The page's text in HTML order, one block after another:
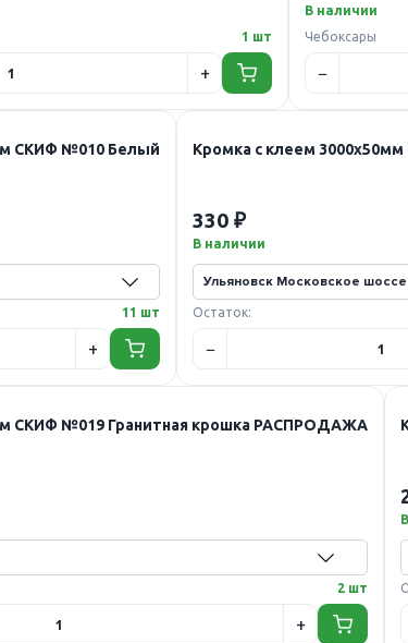
1 шт
В наличии
Чебоксары
СКИФ №010 Белый
11 шт
Кромка с клеем
330 ₽
В наличии
Остаток:
СКИФ №019 Гранитная крошка РАСПРОДАЖА
2 шт